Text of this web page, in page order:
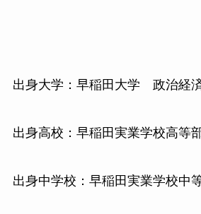
出身大学：早稲田大学 政治経
出身高校：早稲田実業学校高等
出身中学校：早稲田実業学校中